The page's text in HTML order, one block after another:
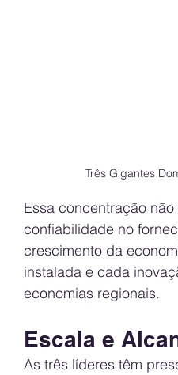
Três Gigantes
Essa concentração
confiabilidade no
crescimento da
instalada e cada
economias regionais.
Escala e
As três líderes têm